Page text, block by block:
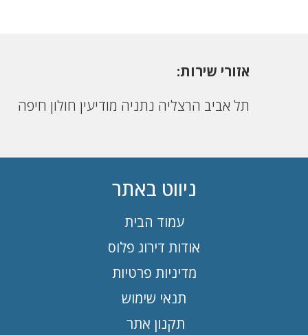
אזורי שירות:
תל אביב הרצליה נתניה מודיעין חולון חיפה
ניווט באתר
עמוד הבית
אודות דירוג פלוס
מדיניות פרטיות
תנאי שימוש
תקנון אתר